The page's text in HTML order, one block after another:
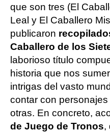
que son tres (El
Leal y El Caballero
publicaron
Caballero de los
laborioso título
historia que nos
intrigas del vasto
contar con
otras. En concreto,
de Juego de Tronos,